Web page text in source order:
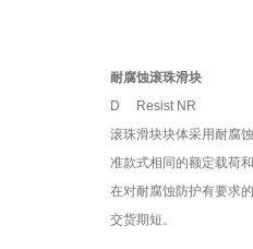
耐腐蚀滚珠滑块
D Resist NR
滚珠滑块块体采用耐腐
准款式相同的额定载荷
在对耐腐蚀防护有要求
交货期短。